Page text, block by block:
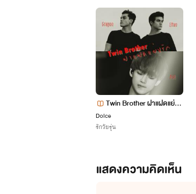
Twin Brother ฝาแฝดแย่งรั
ก
Dolce
รักวัยรุ่น
แสดงความคิดเห็น